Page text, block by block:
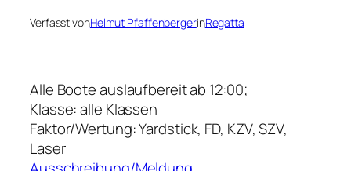
Verfasst vonHelmut PfaffenbergerinRegatta
Alle Boote auslaufbereit ab 12:00;
Klasse: alle Klassen
Faktor/Wertung: Yardstick, FD, KZV, SZV,
Laser